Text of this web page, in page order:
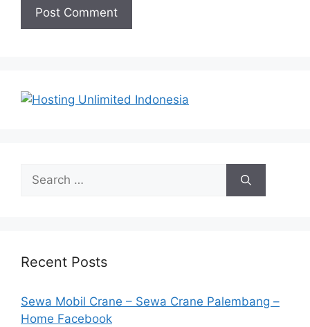
Search
for:
Recent Posts
Sewa Mobil Crane – Sewa Crane Palembang –
Home Facebook